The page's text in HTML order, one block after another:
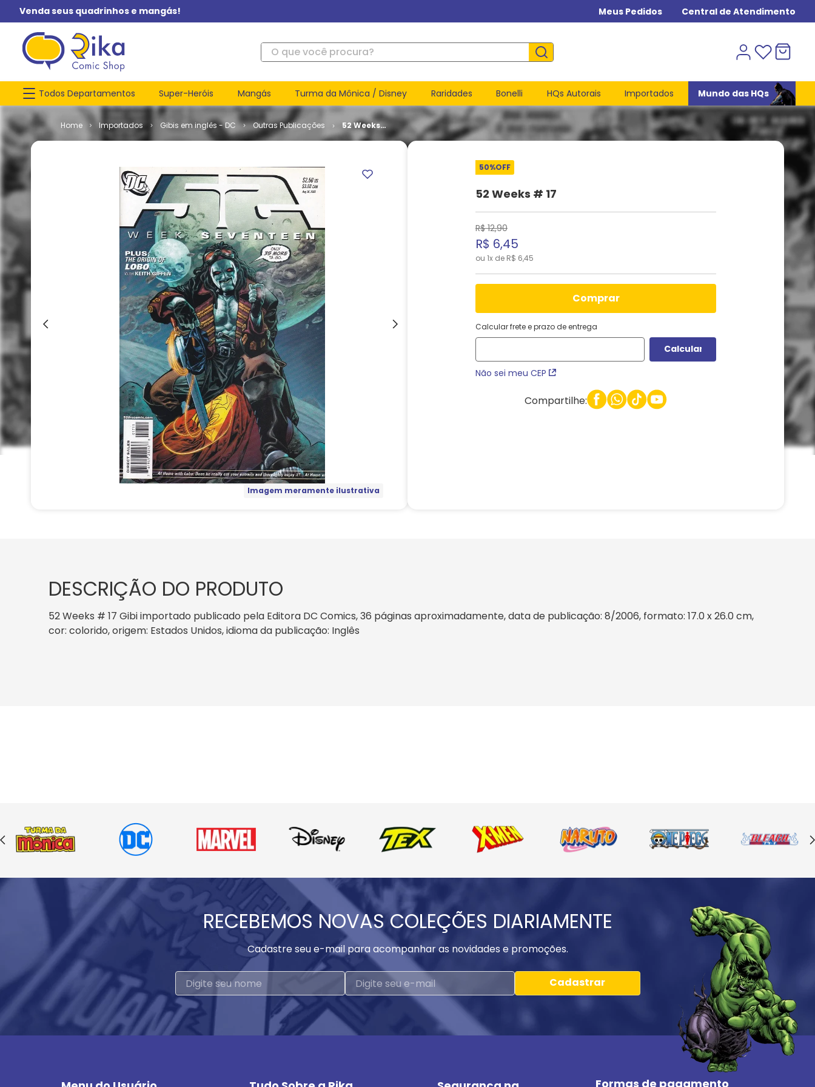
Venda seus quadrinhos e mangás! Meus Pedidos Central de Atendimento
O que você procura?
Todos Departamentos Super-Heróis Mangás Turma da Mônica / Disney Raridades Bonelli HQs Autorais Importados Mundo das HQs
Importados Gibis em inglês - DC Outras Publicações
52 Weeks
# 17
Imagem meramente ilustrativa
50%OFF
52 Weeks # 17
R$ 12,90
R$ 6,45
ou 1x de R$ 6,45
comprar
Calcular frete e prazo de entrega
Não sei meu CEP
Compartilhe:
DESCRIÇÃO DO PRODUTO
52 Weeks # 17 Gibi importado publicado pela Editora DC Comics, 36 páginas aproximadamente, data de publicação: 8/2006, formato: 17.0 x 26.0 cm,
cor: colorido, origem: Estados Unidos, idioma da publicação: Inglês
RECEBEMOS NOVAS COLEÇÕES DIARIAMENTE
Cadastre seu e-mail para acompanhar as novidades e promoções.
Cadastrar
Formas de pagamento